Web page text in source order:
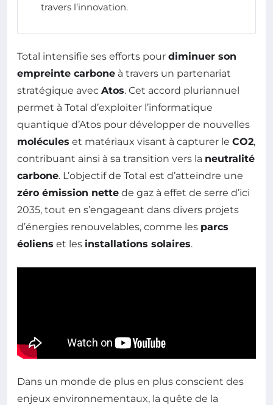
travers l’innovation.
Total intensifie ses efforts pour diminuer son
empreinte carbone à travers un partenariat
stratégique avec Atos. Cet accord pluriannuel
permet à Total d’exploiter l’informatique
quantique d’Atos pour développer de nouvelles
molécules et matériaux visant à capturer le CO2,
contribuant ainsi à sa transition vers la neutralité
carbone. L’objectif de Total est d’atteindre une
zéro émission nette de gaz à effet de serre d’ici
2035, tout en s’engageant dans divers projets
d’énergies renouvelables, comme les parcs
éoliens et les installations solaires.
Dans un monde de plus en plus conscient des
enjeux environnementaux, la quête de la